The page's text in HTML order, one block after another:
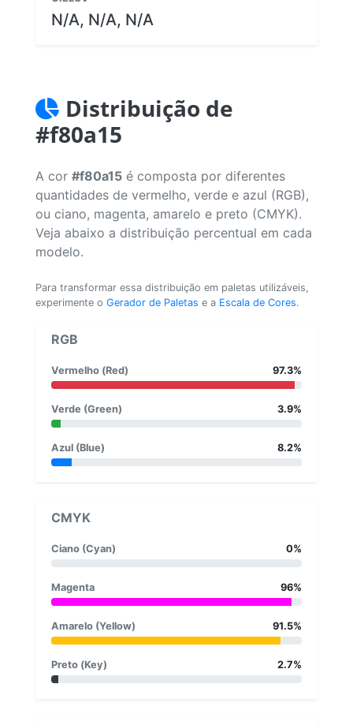
N/A, N/A, N/A
Distribuição de
#f80a15
A cor #f80a15 é composta por diferentes
quantidades de vermelho, verde e azul (RGB),
ou ciano, magenta, amarelo e preto (CMYK).
Veja abaixo a distribuição percentual em cada
modelo.
Para transformar essa distribuição em paletas utilizáveis,
experimente o Gerador de Paletas e a Escala de Cores.
RGB
Vermelho (Red) 97.3%
Verde (Green) 3.9%
Azul (Blue) 8.2%
CMYK
Ciano (Cyan) 0%
Magenta 96%
Amarelo (Yellow) 91.5%
Preto (Key) 2.7%